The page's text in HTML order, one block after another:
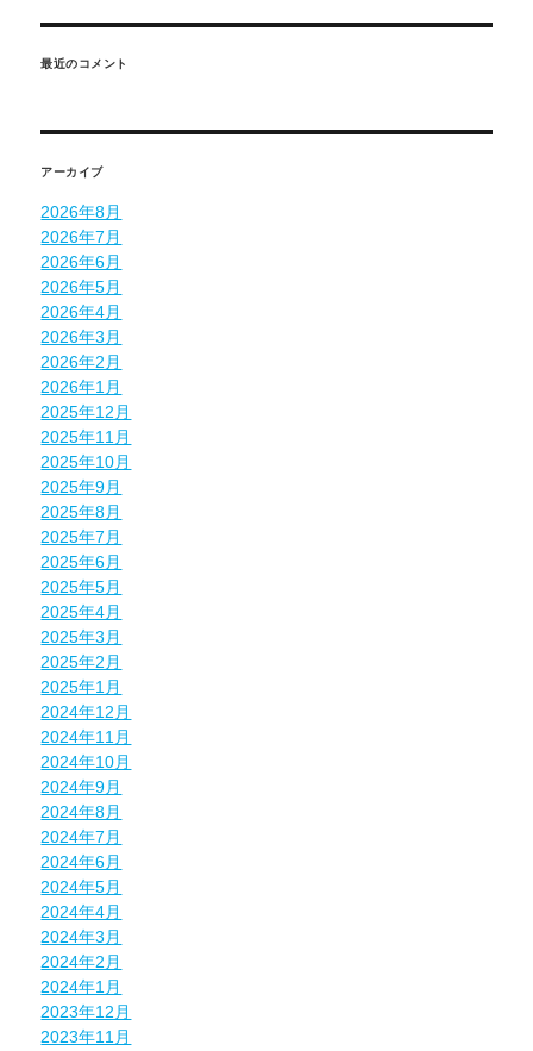
最近のコメント
アーカイブ
2026年8月
2026年7月
2026年6月
2026年5月
2026年4月
2026年3月
2026年2月
2026年1月
2025年12月
2025年11月
2025年10月
2025年9月
2025年8月
2025年7月
2025年6月
2025年5月
2025年4月
2025年3月
2025年2月
2025年1月
2024年12月
2024年11月
2024年10月
2024年9月
2024年8月
2024年7月
2024年6月
2024年5月
2024年4月
2024年3月
2024年2月
2024年1月
2023年12月
2023年11月